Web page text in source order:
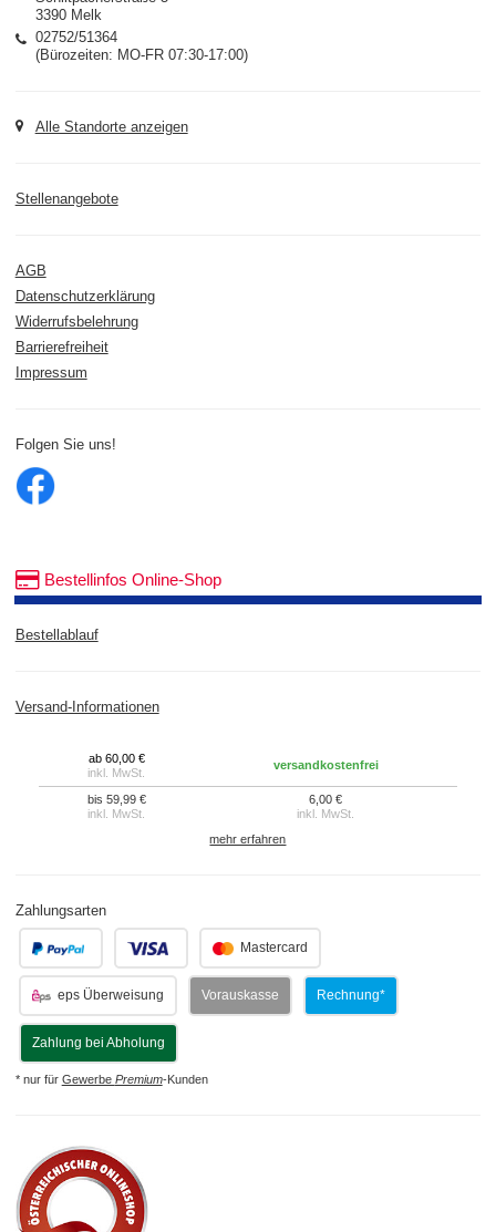
3390 Melk
02752/51364
(Bürozeiten: MO-FR 07:30-17:00)
Alle Standorte anzeigen
Stellenangebote
AGB
Datenschutzerklärung
Widerrufsbelehrung
Barrierefreiheit
Impressum
Folgen Sie uns!
Bestellinfos Online-Shop
Bestellablauf
Versand-Informationen
ab 60,00 €
inkl. MwSt.
versandkostenfrei
bis 59,99 €
inkl. MwSt.
6,00 €
inkl. MwSt.
mehr erfahren
Zahlungsarten
Mastercard
eps Überweisung Vorauskasse Rechnung*
Zahlung bei Abholung
* nur für Gewerbe Premium-Kunden